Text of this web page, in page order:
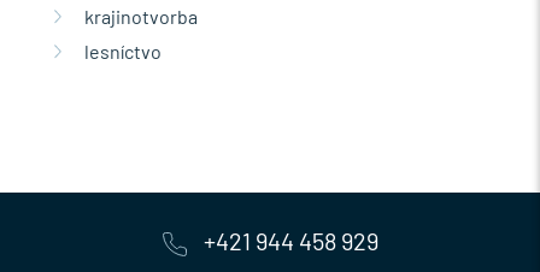
krajinotvorba
lesníctvo
+421 944 458 929